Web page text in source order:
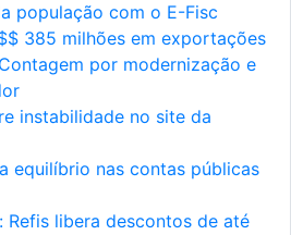
população com o E-Fisc
385 milhões em exportações
por modernização e
instabilidade no site da
equilíbrio nas contas públicas
Refis libera descontos de até